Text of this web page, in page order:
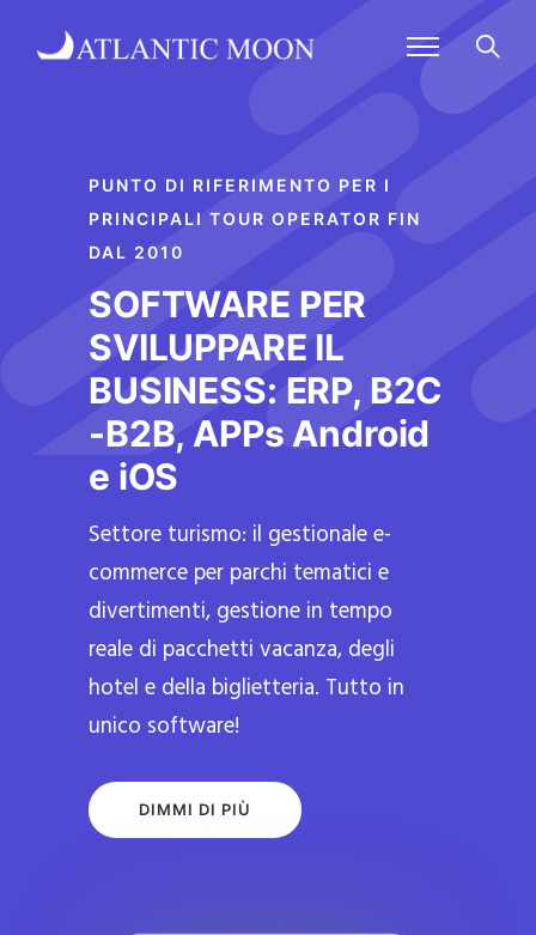
PUNTO DI RIFERIMENTO PER I
PRINCIPALI TOUR OPERATOR FIN
DAL 2010
SOFTWARE PER
SVILUPPARE IL
BUSINESS: ERP, B2C
-B2B, APPs Android
e iOS
Settore turismo: il gestionale e-
commerce per parchi tematici e
divertimenti, gestione in tempo
reale di pacchetti vacanza, degli
hotel e della biglietteria. Tutto in
unico software!
DIMMI DI PIÙ